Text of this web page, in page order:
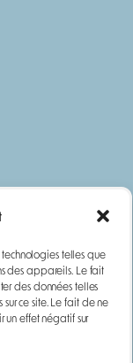
technologies telles que
des appareils. Le fait
des données telles
ce site. Le fait de ne
un effet négatif sur